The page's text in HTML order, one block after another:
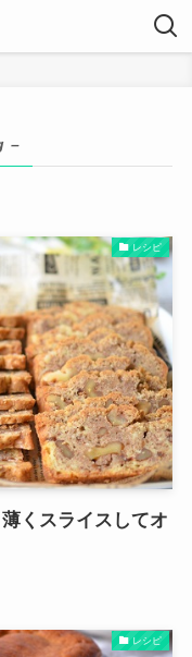
–
レシピ
くスライスしてオ
レシピ